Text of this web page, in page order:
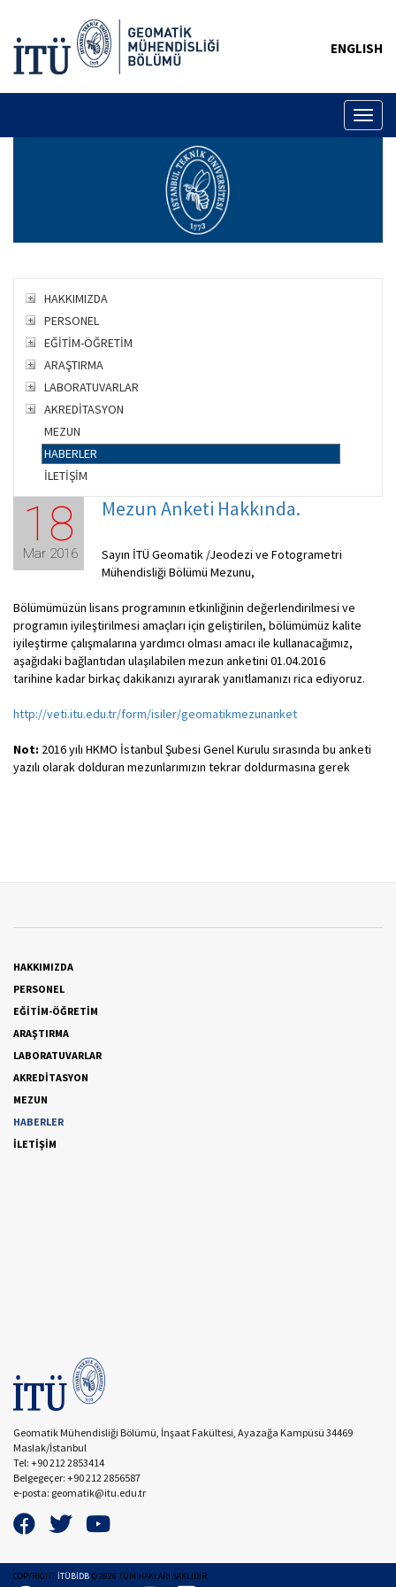
ENGLISH
HAKKIMIZDA
PERSONEL
EĞİTİM-ÖĞRETİM
ARAŞTIRMA
LABORATUVARLAR
AKREDİTASYON
MEZUN
HABERLER
İLETİŞİM
18
Mar 2016
Mezun Anketi Hakkında.
Sayın İTÜ Geomatik /Jeodezi ve Fotogrametri
Mühendisliği Bölümü Mezunu,
Bölümümüzün lisans programının etkinliğinin değerlendirilmesi ve
programın iyileştirilmesi amaçları için geliştirilen, bölümümüz kalite
iyileştirme çalışmalarına yardımcı olması amacı ile kullanacağımız,
aşağıdaki bağlantıdan ulaşılabilen mezun anketini 01.04.2016
tarihine kadar birkaç dakikanızı ayırarak yanıtlamanızı rica ediyoruz.
http://veti.itu.edu.tr/form/isiler/geomatikmezunanket
Not: 2016 yılı HKMO İstanbul Şubesi Genel Kurulu sırasında bu anketi
yazılı olarak dolduran mezunlarımızın tekrar doldurmasına gerek
HAKKIMIZDA
PERSONEL
EĞİTİM-ÖĞRETİM
ARAŞTIRMA
LABORATUVARLAR
AKREDİTASYON
MEZUN
HABERLER
İLETİŞİM
Geomatik Mühendisliği Bölümü, İnşaat Fakültesi, Ayazağa Kampüsü 34469
Maslak/İstanbul
Tel: +90 212 2853414
Belgegeçer: +90 212 2856587
e-posta: geomatik@itu.edu.tr
COPYRIGHT İTÜBİDB©2026 TÜM HAKLARI SAKLIDIR